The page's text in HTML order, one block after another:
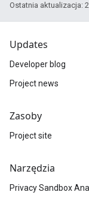
Ostatnia aktualizacja:
Updates
Developer blog
Project news
Zasoby
Project site
Narzędzia
Privacy Sandbox